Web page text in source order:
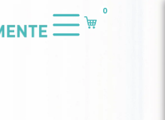
0